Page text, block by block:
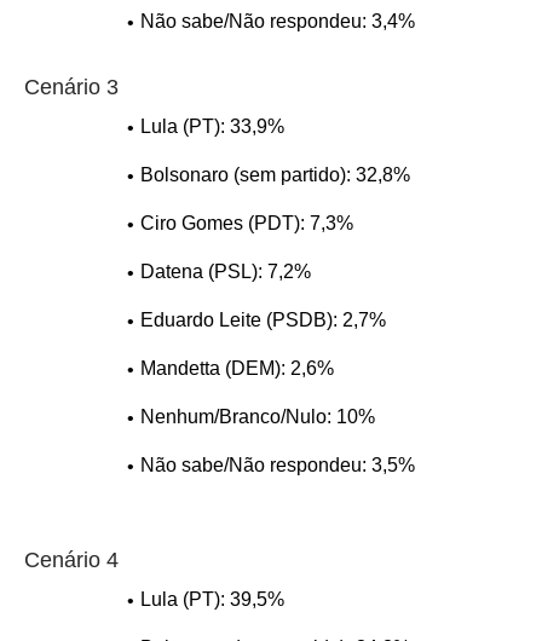
Não sabe/Não respondeu: 3,4%
Cenário 3
Lula (PT): 33,9%
Bolsonaro (sem partido): 32,8%
Ciro Gomes (PDT): 7,3%
Datena (PSL): 7,2%
Eduardo Leite (PSDB): 2,7%
Mandetta (DEM): 2,6%
Nenhum/Branco/Nulo: 10%
Não sabe/Não respondeu: 3,5%
Cenário 4
Lula (PT): 39,5%